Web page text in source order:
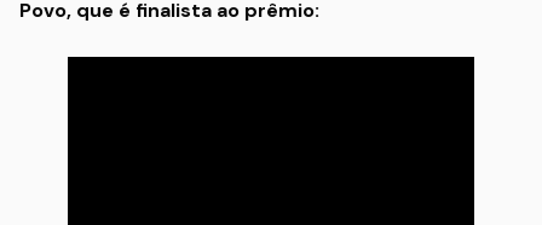
Povo, que é finalista ao prêmio: